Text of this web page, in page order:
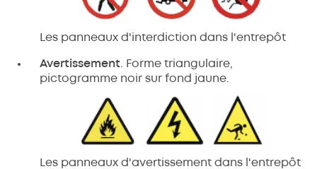
Les panneaux d'interdiction dans l'entrepôt
Avertissement. Forme triangulaire,
pictogramme noir sur fond jaune.
Les panneaux d'avertissement dans l'entrepôt